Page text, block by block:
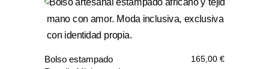
Bolso estampado
165,00 €